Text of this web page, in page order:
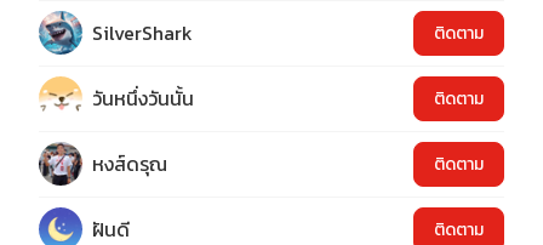
SilverShark ติดตาม
วันหนึ่งวันนั้น ติดตาม
หงส์ดรุณ ติดตาม
ฝันดี ติดตาม